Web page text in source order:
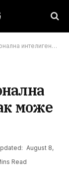
как може да я подобрим?
може
August 8,
Read